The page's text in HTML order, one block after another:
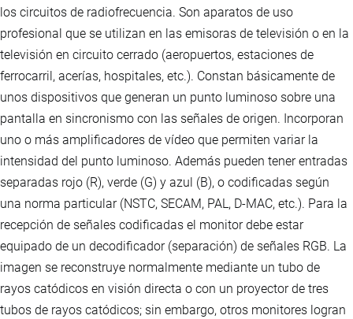
los circuitos de radiofrecuencia. Son aparatos de uso
profesional que se utilizan en las emisoras de televisión o en la
televisión en circuito cerrado (aeropuertos, estaciones de
ferrocarril, acerías, hospitales, etc.). Constan básicamente de
unos dispositivos que generan un punto luminoso sobre una
pantalla en sincronismo con las señales de origen. Incorporan
uno o más amplificadores de vídeo que permiten variar la
intensidad del punto luminoso. Además pueden tener entradas
separadas rojo (R), verde (G) y azul (B), o codificadas según
una norma particular (NSTC, SECAM, PAL, D-MAC, etc.). Para la
recepción de señales codificadas el monitor debe estar
equipado de un decodificador (separación) de señales RGB. La
imagen se reconstruye normalmente mediante un tubo de
rayos catódicos en visión directa o con un proyector de tres
tubos de rayos catódicos; sin embargo, otros monitores logran